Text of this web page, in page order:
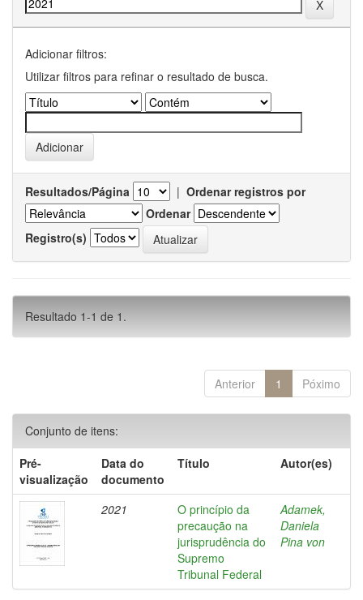
Adicionar filtros:
Utilizar filtros para refinar o resultado de busca.
Resultados/Página | Ordenar registros por
Ordenar
Registro(s)
Resultado 1-1 de 1.
Anterior 1 Póximo
Conjunto de itens:
Pré-
visualização
Data do
documento
Título Autor(es)
2021
O princípio da
precaução na
jurisprudência do
Supremo
Tribunal Federal
Adamek,
Daniela
Pina von